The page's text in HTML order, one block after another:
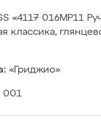
«4117 016MP11
классика,
«Гриджио»